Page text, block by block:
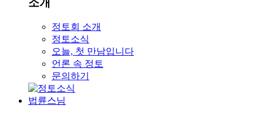
정토회 소개
정토소식
오늘, 첫 만남입니다
언론 속 정토
문의하기
법륜스님